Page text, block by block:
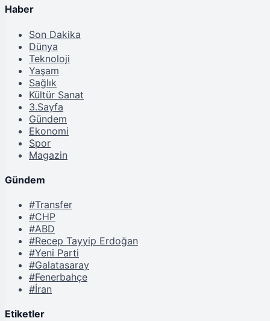
Haber
Son Dakika
Dünya
Teknoloji
Yaşam
Sağlık
Kültür Sanat
3.Sayfa
Gündem
Ekonomi
Spor
Magazin
Gündem
#Transfer
#CHP
#ABD
#Recep Tayyip Erdoğan
#Yeni Parti
#Galatasaray
#Fenerbahçe
#İran
Etiketler